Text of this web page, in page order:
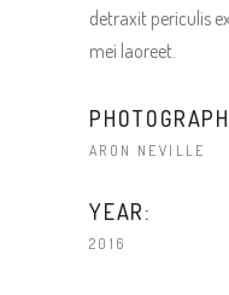
detraxit periculis
mei laoreet.
ARON NEVILLE
YEAR:
2016